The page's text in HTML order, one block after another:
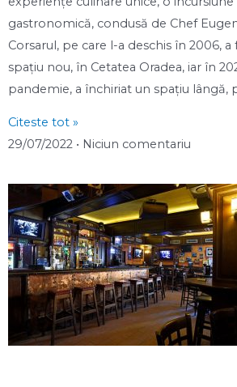
gastronomică, condusă de Chef
Corsarul, pe care l-a deschis în 2006,
spațiu nou, în Cetatea Oradea, iar în
pandemie, a închiriat un spațiu lângă,
Citeste tot »
29/07/2022
Niciun comentariu